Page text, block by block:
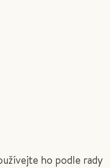
ho podle rady